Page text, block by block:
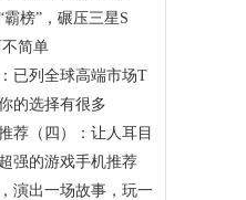
榜”，碾压三星S
简单
已列全球高端市场T
的选择有很多
荐（四）：让人耳目
强的游戏手机推荐
演出一场故事，玩一